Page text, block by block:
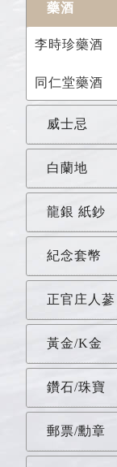
藥酒
李時珍藥酒
同仁堂藥酒
威士忌
白蘭地
龍銀 紙鈔
紀念套幣
正官庄人蔘
黃金/K金
鑽石/珠寶
郵票/勳章